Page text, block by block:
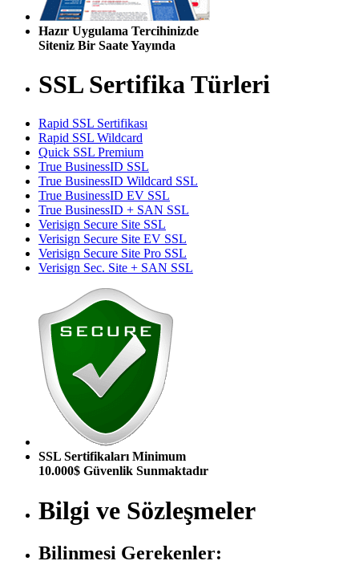
Hazır Uygulama Tercihinizde
Siteniz Bir Saate Yayında
SSL Sertifika Türleri
Rapid SSL Sertifikası
Rapid SSL Wildcard
Quick SSL Premium
True BusinessID SSL
True BusinessID Wildcard SSL
True BusinessID EV SSL
True BusinessID + SAN SSL
Verisign Secure Site SSL
Verisign Secure Site EV SSL
Verisign Secure Site Pro SSL
Verisign Sec. Site + SAN SSL
SSL Sertifikaları Minimum
10.000$ Güvenlik Sunmaktadır
Bilgi ve Sözleşmeler
Bilinmesi Gerekenler: